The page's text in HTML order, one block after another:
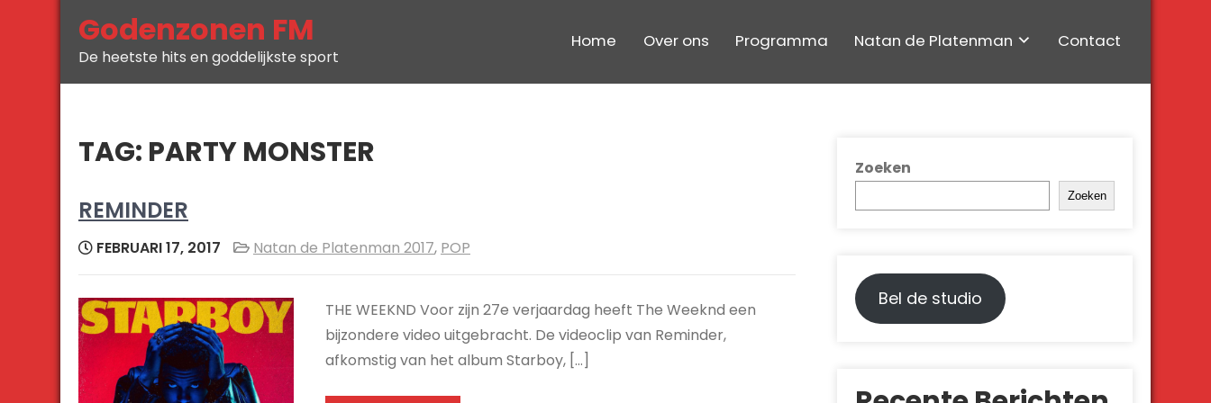
Godenzonen FM
De heetste hits en goddelijkste sport
Home Over ons Programma Natan de Platenman Contact
TAG: PARTY MONSTER
REMINDER
FEBRUARI 17, 2017 Natan de Platenman 2017, POP
THE WEEKND Voor zijn 27e verjaardag heeft The Weeknd een
bijzondere video uitgebracht. De videoclip van Reminder,
afkomstig van het album Starboy, […]
Zoeken
Zoeken
Bel de studio